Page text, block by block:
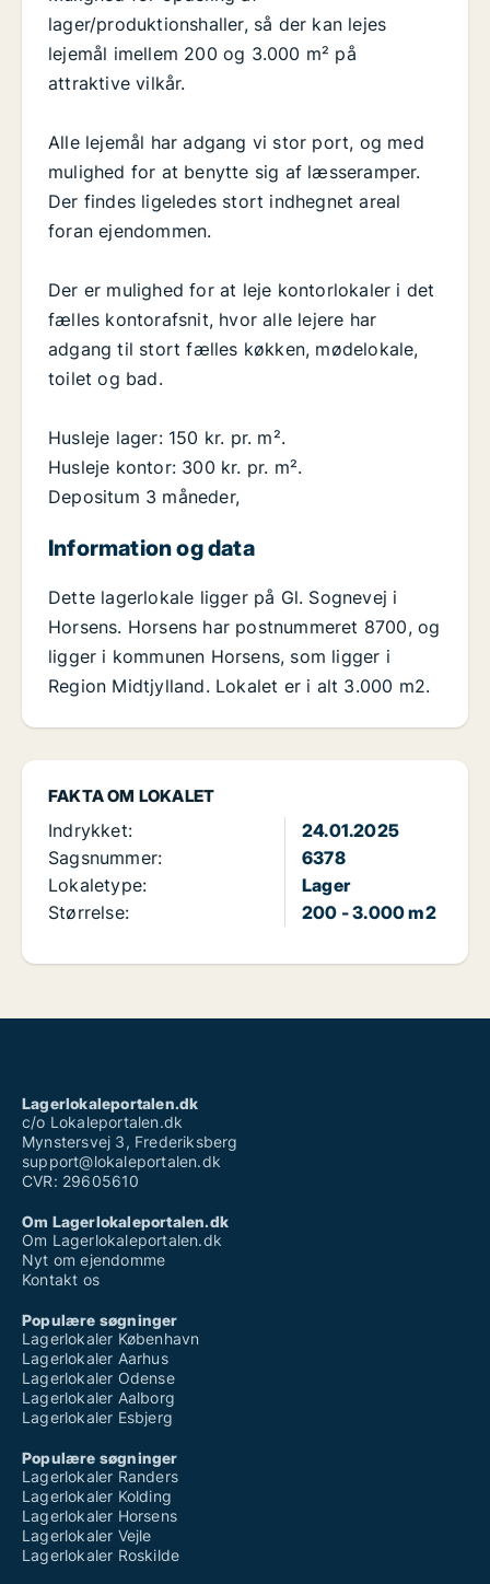
FAKTA OM LOKALET
Indrykket:
24.01.2025
Sagsnummer:
6378
Lokaletype:
Lager
Størrelse:
200 - 3.000 m2
lager/produktionshaller, så der kan lejes
lejemål imellem 200 og 3.000 m² på
attraktive vilkår.
Alle lejemål har adgang vi stor port, og med
mulighed for at benytte sig af læsseramper.
Der findes ligeledes stort indhegnet areal
foran ejendommen.
Der er mulighed for at leje kontorlokaler i det
fælles kontorafsnit, hvor alle lejere har
adgang til stort fælles køkken, mødelokale,
toilet og bad.
Husleje lager: 150 kr. pr. m².
Husleje kontor: 300 kr. pr. m².
Depositum 3 måneder,
Information og data
Dette lagerlokale ligger på Gl. Sognevej i
Horsens. Horsens har postnummeret 8700, og
ligger i kommunen Horsens, som ligger i
Region Midtjylland. Lokalet er i alt 3.000 m2.
Lagerlokaleportalen.dk
c/o Lokaleportalen.dk
Mynstersvej 3, Frederiksberg
support@lokaleportalen.dk
CVR: 29605610
Om Lagerlokaleportalen.dk
Om Lagerlokaleportalen.dk
Nyt om ejendomme
Kontakt os
Populære søgninger
Lagerlokaler København
Lagerlokaler Aarhus
Lagerlokaler Odense
Lagerlokaler Aalborg
Lagerlokaler Esbjerg
Populære søgninger
Lagerlokaler Randers
Lagerlokaler Kolding
Lagerlokaler Horsens
Lagerlokaler Vejle
Lagerlokaler Roskilde